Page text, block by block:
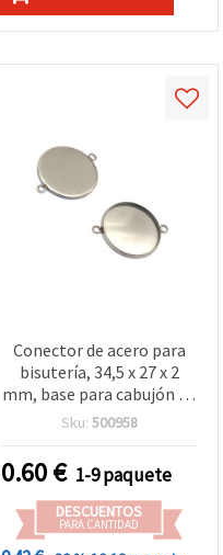
Conector de acero para
bisutería, 34,5 x 27 x 2
mm, base para cabujón de
25 mm, orificio de 2 mm,
Sku: 500958
0.60€ 1-9 paquete
DESCUENTOS
PARA CANTIDAD